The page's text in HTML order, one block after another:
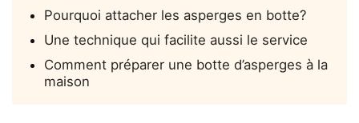
Pourquoi attacher les asperges en botte?
Une technique qui facilite aussi le service
Comment préparer une botte d’asperges à la
maison